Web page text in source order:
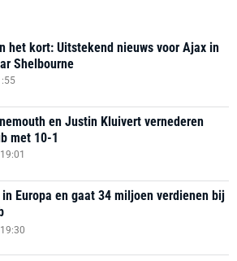
het kort: Uitstekend nieuws voor Ajax in
Shelbourne
en Justin Kluivert vernederen
met 10-1
Europa en gaat 34 miljoen verdienen bij